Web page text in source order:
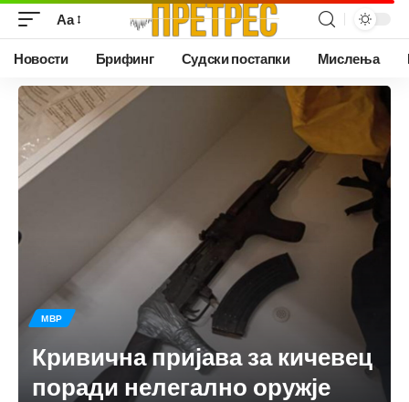
Аа
Новости Брифинг Судски постапки Мислења
МВР
Кривична пријава за кичевец
поради нелегално оружје